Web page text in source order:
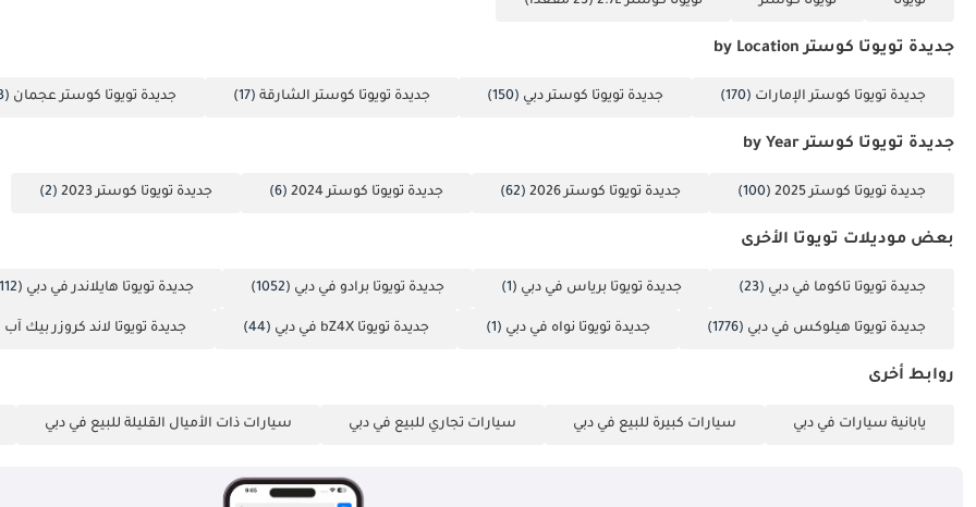
جديدة تويوتا كوستر by Location
جديدة تويوتا كوستر الإمارات (170) جديدة تويوتا كوستر دبي (150) جديدة تويوتا كوستر الشارقة (17) جديدة تويوتا كوستر عجمان (3)
جديدة تويوتا كوستر by Year
جديدة تويوتا كوستر 2025 (100) جديدة تويوتا كوستر 2026 (62) جديدة تويوتا كوستر 2024 (6) جديدة تويوتا كوستر 2023 (2)
بعض موديلات تويوتا الأخرى
جديدة تويوتا تاكوما في دبي (23) جديدة تويوتا برياس في دبي (1) جديدة تويوتا برادو في دبي (1052) جديدة تويوتا هايلاندر في دبي (112)
جديدة تويوتا هيلوكس في دبي (1776) جديدة تويوتا نواه في دبي (1) جديدة تويوتا bZ4X في دبي (44) جديدة تويوتا لاند كروزر بيك
روابط أخرى
يابانية سيارات في دبي سيارات كبيرة للبيع في دبي سيارات تجاري للبيع في دبي سيارات ذات الأميال القليلة للبيع في دبي